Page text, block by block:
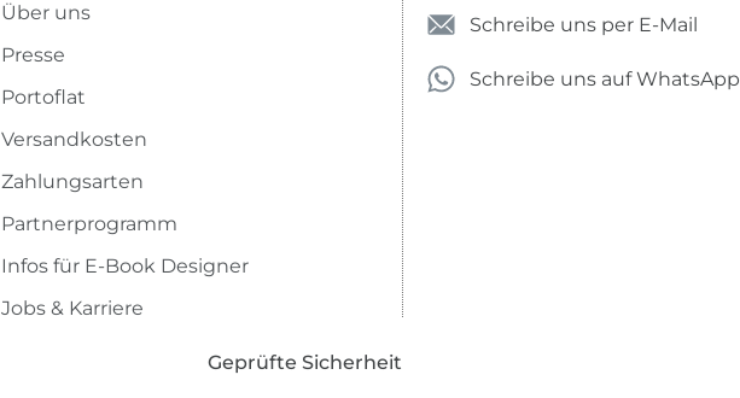
Über uns
Presse
Portoflat
Versandkosten
Zahlungsarten
Partnerprogramm
Infos für E-Book Designer
Jobs & Karriere
Schreibe uns per E-Mail
Schreibe uns auf WhatsApp
Geprüfte Sicherheit